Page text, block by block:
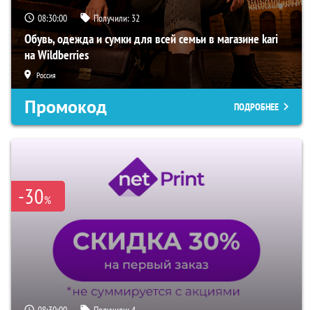
08:29:59 Получили: 32
Обувь, одежда и сумки для всей семьи в магазине kari
на Wildberries
Россия
Промокод ПОДРОБНЕЕ
-30%